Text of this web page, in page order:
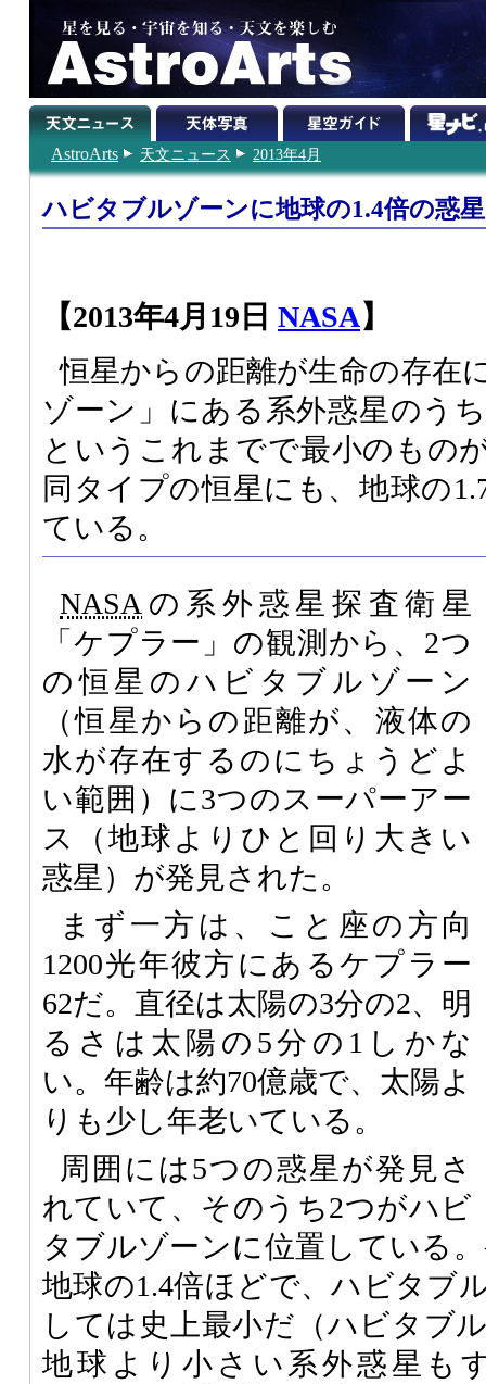
AstroArts 天文ニュース 2013年4月
ハビタブルゾーンに地球の1.4倍の惑星
【2013年4月19日 NASA】
恒星からの距離が生命の存在
ゾーン」にある系外惑星のう
というこれまでで最小のもの
同タイプの恒星にも、地球の
ている。
NASA の系外惑星探査衛星
「ケプラー」の観測から、2つ
の恒星のハビタブルゾーン
（恒星からの距離が、液体の
水が存在するのにちょうどよ
い範囲）に3つのスーパーアー
ス（地球よりひと回り大きい
惑星）が発見された。
まず一方は、こと座の方向
1200光年彼方にあるケプラー
62だ。直径は太陽の3分の2、明
るさは太陽の5分の1しかな
い。年齢は約70億歳で、太陽よ
りも少し年老いている。
周囲には5つの惑星が発見さ
れていて、そのうち2つがハビ
タブルゾーンに位置している
地球の1.4倍ほどで、ハビタブ
しては史上最小だ（ハビタブ
地球より小さい系外惑星も